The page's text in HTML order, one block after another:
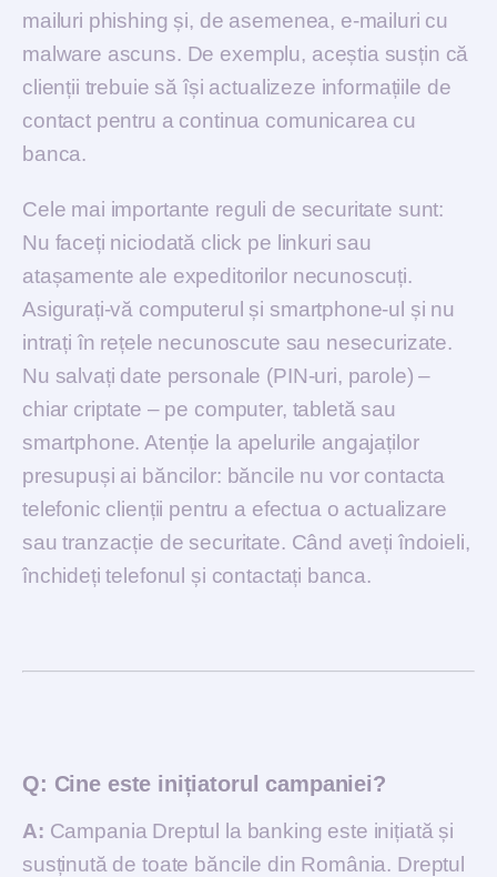
mailuri phishing și, de asemenea, e-mailuri cu
malware ascuns. De exemplu, aceștia susțin că
clienții trebuie să își actualizeze informațiile de
contact pentru a continua comunicarea cu
banca.
Cele mai importante reguli de securitate sunt:
Nu faceți niciodată click pe linkuri sau
atașamente ale expeditorilor necunoscuți.
Asigurați-vă computerul și smartphone-ul și nu
intrați în rețele necunoscute sau nesecurizate.
Nu salvați date personale (PIN-uri, parole) –
chiar criptate – pe computer, tabletă sau
smartphone. Atenție la apelurile angajaților
presupuși ai băncilor: băncile nu vor contacta
telefonic clienții pentru a efectua o actualizare
sau tranzacție de securitate. Când aveți îndoieli,
închideți telefonul și contactați banca.
Q: Cine este inițiatorul campaniei?
A: Campania Dreptul la banking este inițiată și
susținută de toate băncile din România. Dreptul